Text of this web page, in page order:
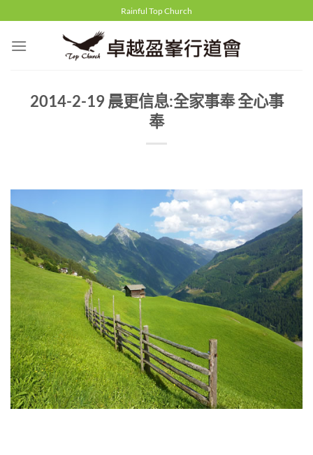
to
content
Rainful Top Church
2014-2-19 晨更信息:全家事奉 全心事
奉